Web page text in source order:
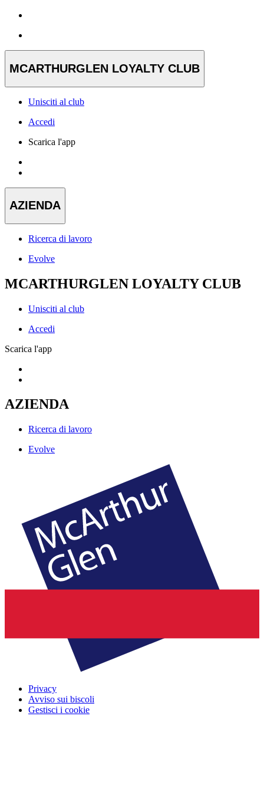
MCARTHURGLEN LOYALTY CLUB
Unisciti al club
Accedi
Scarica l'app
AZIENDA
Ricerca di lavoro
Evolve
MCARTHURGLEN LOYALTY CLUB
Unisciti al club
Accedi
Scarica l'app
AZIENDA
Ricerca di lavoro
Evolve
Privacy
Avviso sui biscoli
Gestisci i cookie